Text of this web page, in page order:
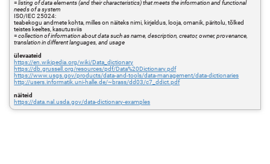
=listing of data elements (and their characteristics) that meets the information and functional
needs of a system
ISO/IEC 25024:
teabekogu andmete kohta, milles on näiteks nimi, kirjeldus, looja, omanik, päritolu, tõlked
teistes keeltes, kasutusviis
=collection of information about data such as name, description, creator, owner, provenance,
translation in different languages, and usage
ülevaateid
https://en.wikipedia.org/wiki/Data_dictionary
https://db.grussell.org/resources/pdf/Data%20Dictionary.pdf
https://www.usgs.gov/products/data-and-tools/data-management/data-dictionaries
http://users.informatik.uni-halle.de/~brass/dd03/c7_ddict.pdf
näiteid
https://data.nal.usda.gov/data-dictionary-examples